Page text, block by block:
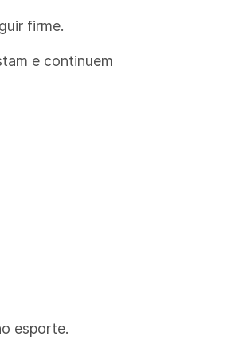
firme.
e continuem
esporte.